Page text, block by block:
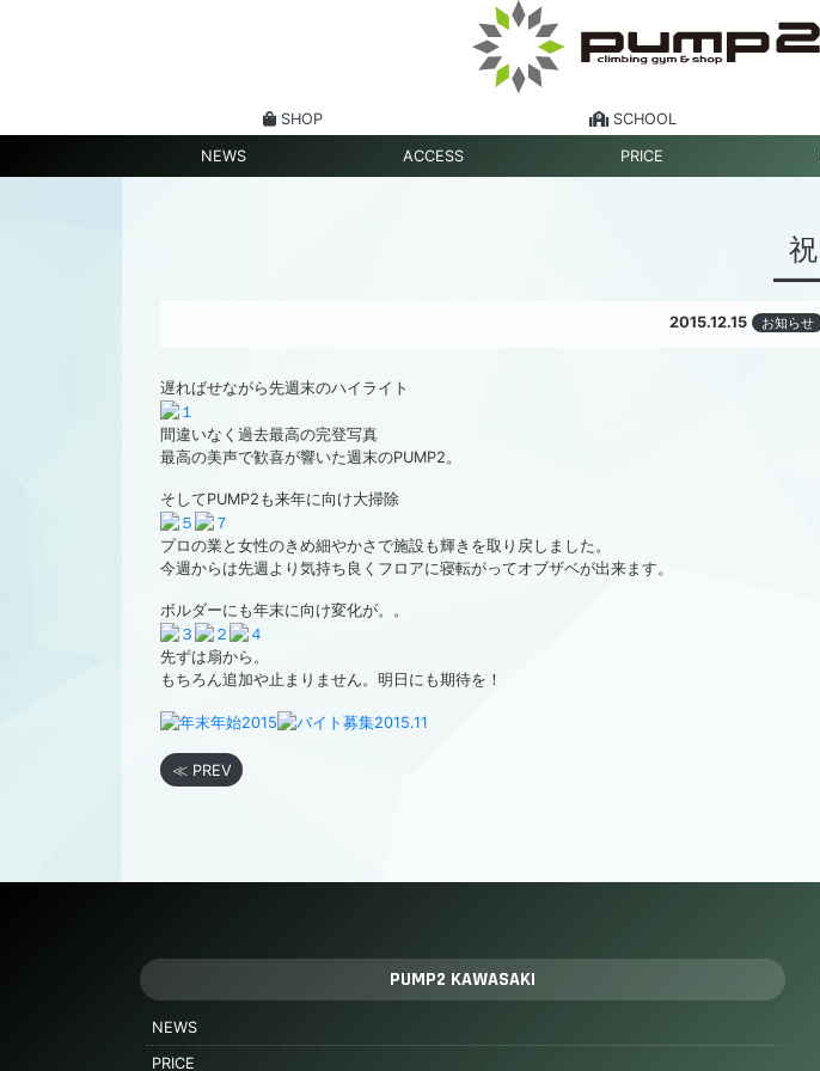
SHOP SCHOOL
NEWS ACCESS PRICE
祝
2015.12.15 お知らせ
遅ればせながら先週末のハイライト
間違いなく過去最高の完登写真
最高の美声で歓喜が響いた週末のPUMP2。
そしてPUMP2も来年に向け大掃除
プロの業と女性のきめ細やかさで施設も輝きを取り戻しました。
今週からは先週より気持ち良くフロアに寝転がってオブザベが出来ます。
ボルダーにも年末に向け変化が。。
先ずは扇から。
もちろん追加や止まりません。明日にも期待を！
≪ PREV
PUMP2 KAWASAKI
NEWS
PRICE